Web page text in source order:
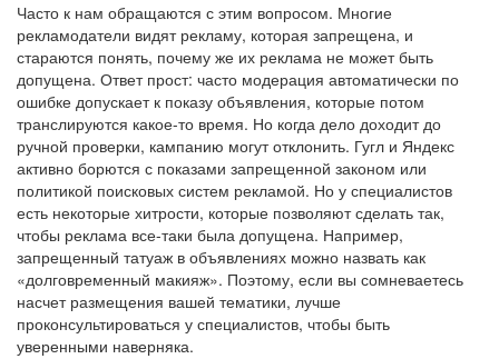
Часто к нам обращаются с этим вопросом. Многие
рекламодатели видят рекламу, которая запрещена, и
стараются понять, почему же их реклама не может быть
допущена. Ответ прост: часто модерация автоматически по
ошибке допускает к показу объявления, которые потом
транслируются какое-то время. Но когда дело доходит до
ручной проверки, кампанию могут отклонить. Гугл и Яндекс
активно борются с показами запрещенной законом или
политикой поисковых систем рекламой. Но у специалистов
есть некоторые хитрости, которые позволяют сделать так,
чтобы реклама все-таки была допущена. Например,
запрещенный татуаж в объявлениях можно назвать как
«долговременный макияж». Поэтому, если вы сомневаетесь
насчет размещения вашей тематики, лучше
проконсультироваться у специалистов, чтобы быть
уверенными наверняка.